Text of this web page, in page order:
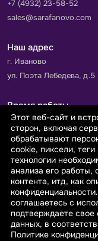
+7 (4932) 23-58-52
sales@sarafanovo.com
Наш адрес
г. Иваново
ул. Поэта Лебедева, д.5
Время работы
Пн-Пт с 9.00 до 18.00
Сб-Вс: выходной
Принимаем к оплате
© 2026
Этот веб-сайт и
сторон, включая
обрабатывают
cookie, пиксели,
технологии
анализа его работы,
контента, итд, как
соглашаетесь с
подтверждаете свое
данных, в
Политике